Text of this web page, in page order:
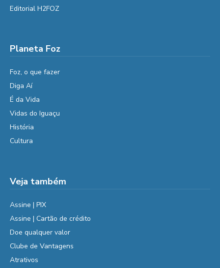
Editorial H2FOZ
Planeta Foz
Foz, o que fazer
Diga Aí
É da Vida
Vidas do Iguaçu
História
Cultura
Veja também
Assine | PIX
Assine | Cartão de crédito
Doe qualquer valor
Clube de Vantagens
Atrativos